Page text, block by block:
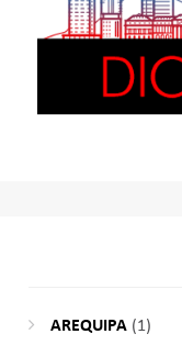
AREQUIPA(1)